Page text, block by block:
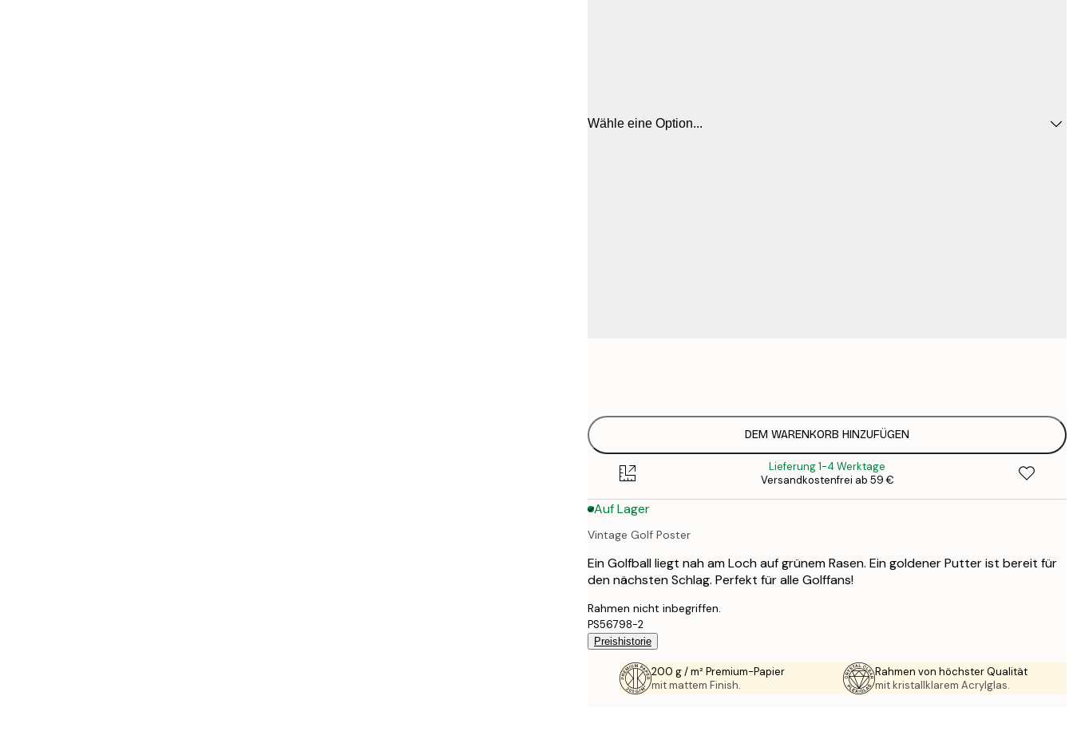
Wähle eine Option...
DEM WARENKORB HINZUFÜGEN
Lieferung 1-4 Werktage
Versandkostenfrei ab 59 €
Auf Lager
Vintage Golf Poster
Ein Golfball liegt nah am Loch auf grünem Rasen. Ein goldener Putter ist bereit für
den nächsten Schlag. Perfekt für alle Golffans!
Rahmen nicht inbegriffen.
PS56798-2
Preishistorie
200 g / m² Premium-Papier
mit mattem Finish.
Rahmen von höchster Qualität
mit kristallklarem Acrylglas.